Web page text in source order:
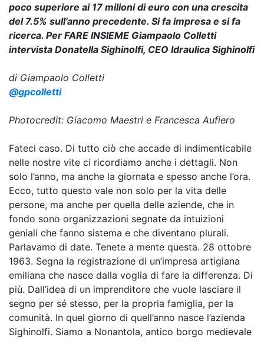
poco superiore ai 17 milioni di euro con una crescita
del 7.5% sull’anno precedente. Si fa impresa e si fa
ricerca. Per FARE INSIEME Giampaolo Colletti
intervista Donatella Sighinolfi, CEO Idraulica Sighinolfi
di Giampaolo Colletti
@gpcolletti
Photocredit: Giacomo Maestri e Francesca Aufiero
Fateci caso. Di tutto ciò che accade di indimenticabile
nelle nostre vite ci ricordiamo anche i dettagli. Non
solo l’anno, ma anche la giornata e spesso anche l’ora.
Ecco, tutto questo vale non solo per la vita delle
persone, ma anche per quella delle aziende, che in
fondo sono organizzazioni segnate da intuizioni
geniali che fanno sistema e che diventano plurali.
Parlavamo di date. Tenete a mente questa. 28 ottobre
1963. Segna la registrazione di un’impresa artigiana
emiliana che nasce dalla voglia di fare la differenza. Di
più. Dall’idea di un imprenditore che vuole lasciare il
segno per sé stesso, per la propria famiglia, per la
comunità. In quel giorno di quell’anno nasce l’azienda
Sighinolfi. Siamo a Nonantola, antico borgo medievale